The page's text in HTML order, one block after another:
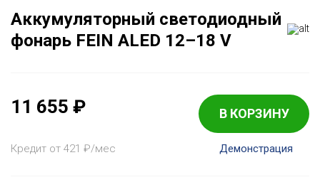
Аккумуляторный светодиодный
фонарь FEIN ALED 12–18 V
11 655 ₽ В КОРЗИНУ
Кредит от 421 ₽/мес Демонстрация